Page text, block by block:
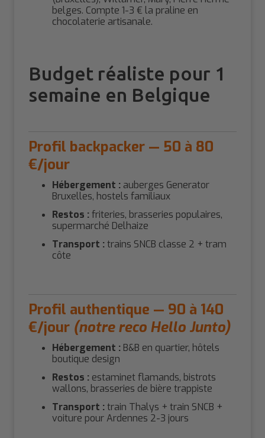
belges. Compte 1-3 € la praline en
chocolaterie artisanale.
Budget réaliste pour 1
semaine en Belgique
Profil backpacker — 50 à 80
€/jour
Hébergement : auberges Generator
Bruxelles, hostels familiaux
Restos :friteries, brasseries populaires,
supermarché Delhaize
Transport :trains SNCB classe 2 + tram
côte
Profil authentique — 90 à 140
€/jour (notre reco Hello Junto)
Hébergement : B&B en quartier, hôtels
boutique design
Restos : estaminet flamands, bistrots
wallons, brasseries de bière trappiste
Transport :train Thalys + train SNCB +
voiture pour Ardennes 2-3 jours